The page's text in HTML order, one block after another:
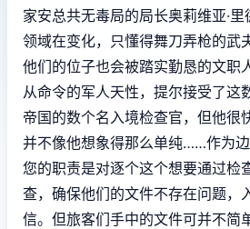
家安总共无毒局的局长奥莉维亚·
领域在变化，只懂得舞刀弄枪的武
他们的位子也会被踏实勤恳的文职
从命令的军人天性，提尔接受了这
帝国的数个名入境检查官，但他很
并不像他想象得那么单纯……作为边
您的职责是对逐个这个想要通过检
查，确保他们的文件不存在问题，
信。但旅客们手中的文件可并不简